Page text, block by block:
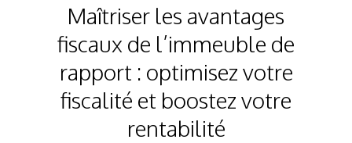
Maîtriser les avantages
fiscaux de l’immeuble de
rapport : optimisez votre
fiscalité et boostez votre
rentabilité